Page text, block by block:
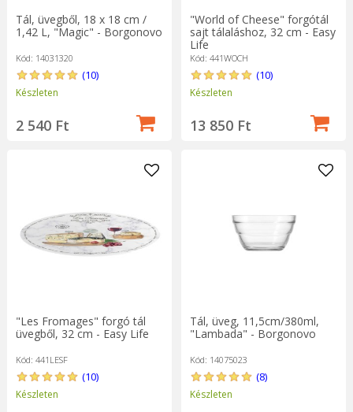
Tál, üvegből, 18 x 18 cm /
1,42 L, "Magic" - Borgonovo
Kód: 14031320
(10)
Készleten
2 540 Ft
"World of Cheese" forgótál
sajt tálaláshoz, 32 cm - Easy
Life
Kód: 441WOCH
(10)
Készleten
13 850 Ft
"Les Fromages" forgó tál
üvegből, 32 cm - Easy Life
Kód: 441LESF
(10)
Készleten
Tál, üveg, 11,5cm/380ml,
"Lambada" - Borgonovo
Kód: 14075023
(8)
Készleten